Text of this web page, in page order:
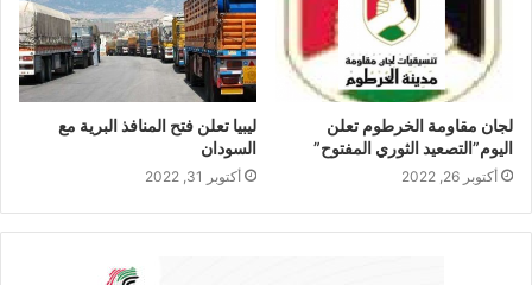
لجان مقاومة الخرطوم تعلن
اليوم”التصعيد الثوري المفتوح”
أكتوبر 26, 2022
ليبيا تعلن فتح المنافذ البرية مع
السودان
أكتوبر 31, 2022